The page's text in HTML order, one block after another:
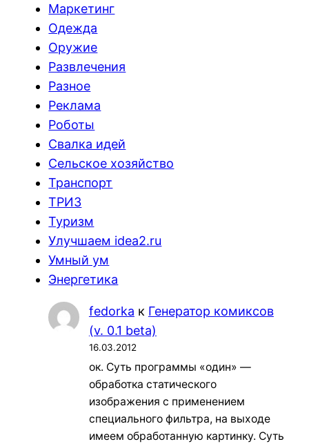
Маркетинг
Одежда
Оружие
Развлечения
Разное
Реклама
Роботы
Свалка идей
Сельское хозяйство
Транспорт
ТРИЗ
Туризм
Улучшаем idea2.ru
Умный ум
Энергетика
fedorka к Генератор комиксов
(v. 0.1 beta)
16.03.2012
ок. Суть программы «один» —
обработка статического
изображения с применением
специального фильтра, на выходе
имеем обработанную картинку. Суть